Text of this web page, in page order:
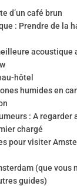
d’un café brun
: Prendre de la
acoustique
hôtel
humides en
: A regarder
chargé
pour visiter
(que vous
guides)